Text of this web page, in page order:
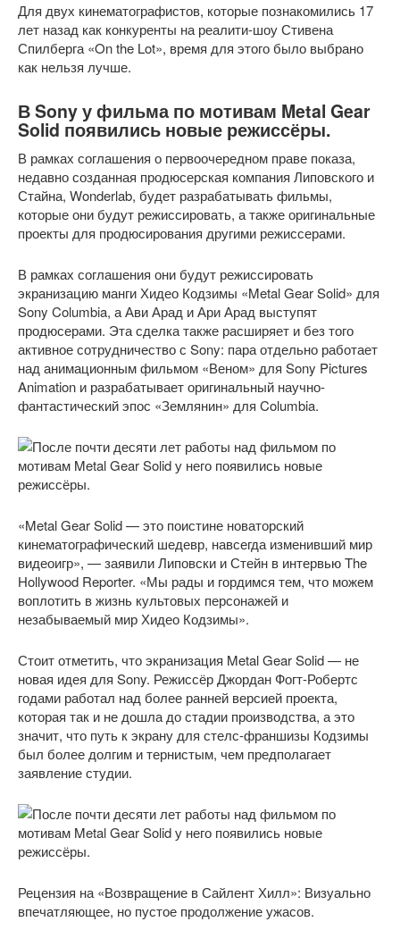
Для двух кинематографистов, которые познакомились 17
лет назад как конкуренты на реалити-шоу Стивена
Спилберга «On the Lot», время для этого было выбрано
как нельзя лучше.
В Sony у фильма по мотивам Metal Gear
Solid появились новые режиссёры.
В рамках соглашения о первоочередном праве показа,
недавно созданная продюсерская компания Липовского и
Стайна, Wonderlab, будет разрабатывать фильмы,
которые они будут режиссировать, а также оригинальные
проекты для продюсирования другими режиссерами.
В рамках соглашения они будут режиссировать
экранизацию манги Хидео Кодзимы «Metal Gear Solid» для
Sony Columbia, а Ави Арад и Ари Арад выступят
продюсерами. Эта сделка также расширяет и без того
активное сотрудничество с Sony: пара отдельно работает
над анимационным фильмом «Веном» для Sony Pictures
Animation и разрабатывает оригинальный научно-
фантастический эпос «Землянин» для Columbia.
«Metal Gear Solid — это поистине новаторский
кинематографический шедевр, навсегда изменивший мир
видеоигр», — заявили Липовски и Стейн в интервью The
Hollywood Reporter. «Мы рады и гордимся тем, что можем
воплотить в жизнь культовых персонажей и
незабываемый мир Хидео Кодзимы».
Стоит отметить, что экранизация Metal Gear Solid — не
новая идея для Sony. Режиссёр Джордан Фогт-Робертс
годами работал над более ранней версией проекта,
которая так и не дошла до стадии производства, а это
значит, что путь к экрану для стелс-франшизы Кодзимы
был более долгим и тернистым, чем предполагает
заявление студии.
Рецензия на «Возвращение в Сайлент Хилл»: Визуально
впечатляющее, но пустое продолжение ужасов.